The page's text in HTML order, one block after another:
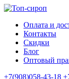
Оплата и
Контакты
Скидки
Блог
Оптовый
+7(908)058-43-18